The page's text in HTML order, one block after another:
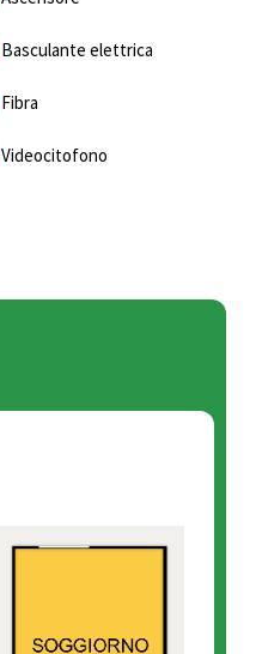
Basculante elettrica
Fibra
Videocitofono